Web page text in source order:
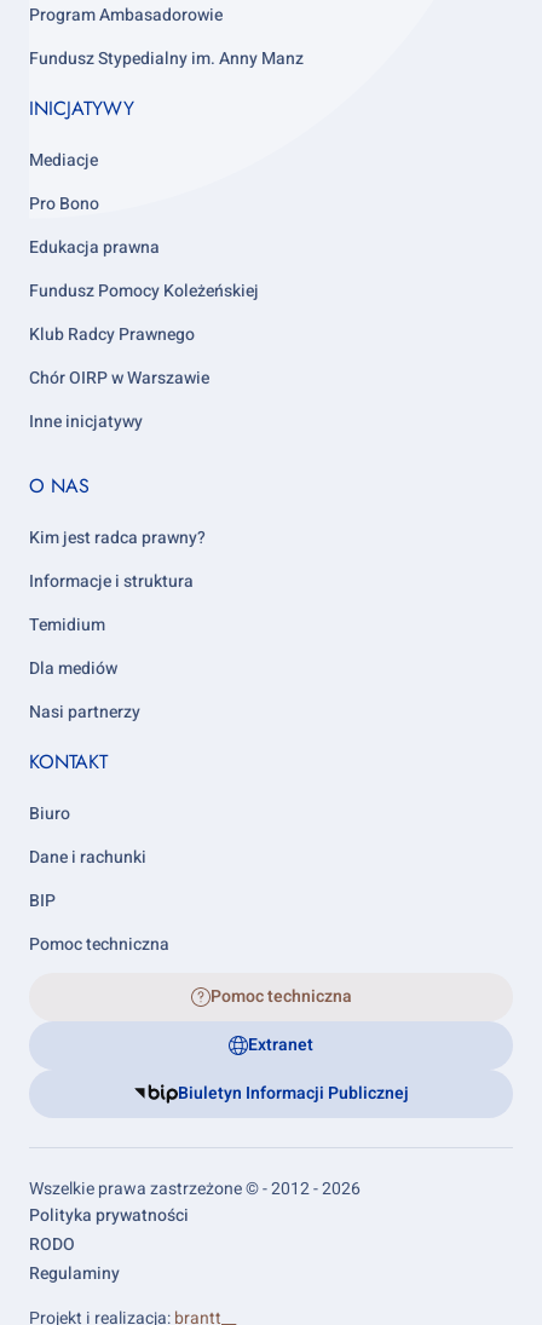
Program Ambasadorowie
Fundusz Stypedialny im. Anny Manz
INICJATYWY
Mediacje
Pro Bono
Edukacja prawna
Fundusz Pomocy Koleżeńskiej
Klub Radcy Prawnego
Chór OIRP w Warszawie
Inne inicjatywy
Footer
5
O NAS
Kim jest radca prawny?
Informacje i struktura
Temidium
Dla mediów
Nasi partnerzy
KONTAKT
Biuro
Dane i rachunki
BIP
Pomoc techniczna
Pomoc techniczna
Extranet
Biuletyn Informacji Publicznej
Wszelkie prawa zastrzeżone © - 2012 - 2026
Footer
links
Polityka prywatności
RODO
Regulaminy
Projekt i realizacja:brantt__